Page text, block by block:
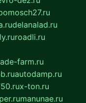
delanalad.ru
roadli.ru
farm.ru
autodamp.ru
x-ton.ru
manunae.ru